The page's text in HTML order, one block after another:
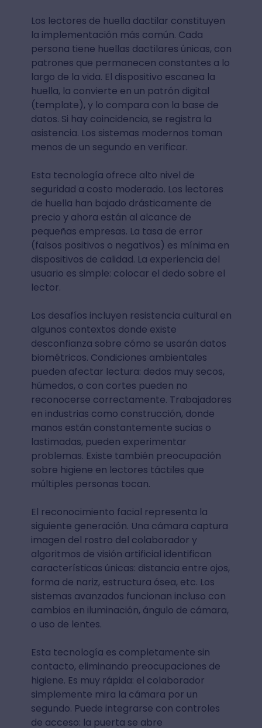
Los lectores de huella dactilar constituyen
la implementación más común. Cada
persona tiene huellas dactilares únicas, con
patrones que permanecen constantes a lo
largo de la vida. El dispositivo escanea la
huella, la convierte en un patrón digital
(template), y lo compara con la base de
datos. Si hay coincidencia, se registra la
asistencia. Los sistemas modernos toman
menos de un segundo en verificar.
Esta tecnología ofrece alto nivel de
seguridad a costo moderado. Los lectores
de huella han bajado drásticamente de
precio y ahora están al alcance de
pequeñas empresas. La tasa de error
(falsos positivos o negativos) es mínima en
dispositivos de calidad. La experiencia del
usuario es simple: colocar el dedo sobre el
lector.
Los desafíos incluyen resistencia cultural en
algunos contextos donde existe
desconfianza sobre cómo se usarán datos
biométricos. Condiciones ambientales
pueden afectar lectura: dedos muy secos,
húmedos, o con cortes pueden no
reconocerse correctamente. Trabajadores
en industrias como construcción, donde
manos están constantemente sucias o
lastimadas, pueden experimentar
problemas. Existe también preocupación
sobre higiene en lectores táctiles que
múltiples personas tocan.
El reconocimiento facial representa la
siguiente generación. Una cámara captura
imagen del rostro del colaborador y
algoritmos de visión artificial identifican
características únicas: distancia entre ojos,
forma de nariz, estructura ósea, etc. Los
sistemas avanzados funcionan incluso con
cambios en iluminación, ángulo de cámara,
o uso de lentes.
Esta tecnología es completamente sin
contacto, eliminando preocupaciones de
higiene. Es muy rápida: el colaborador
simplemente mira la cámara por un
segundo. Puede integrarse con controles
de acceso: la puerta se abre